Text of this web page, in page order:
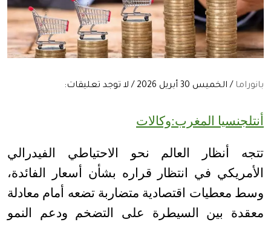
بانوراما / الخميس 30 أبريل 2026 / لا توجد تعليقات:
أنتلجنسيا المغرب:وكالات
تتجه أنظار العالم نحو الاحتياطي الفيدرالي
الأمريكي في انتظار قراره بشأن أسعار الفائدة،
وسط معطيات اقتصادية متضاربة تضعه أمام معادلة
معقدة بين السيطرة على التضخم ودعم النمو